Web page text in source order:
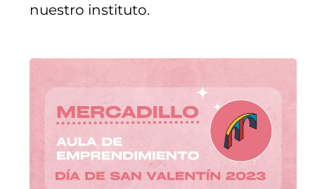
nuestro instituto.